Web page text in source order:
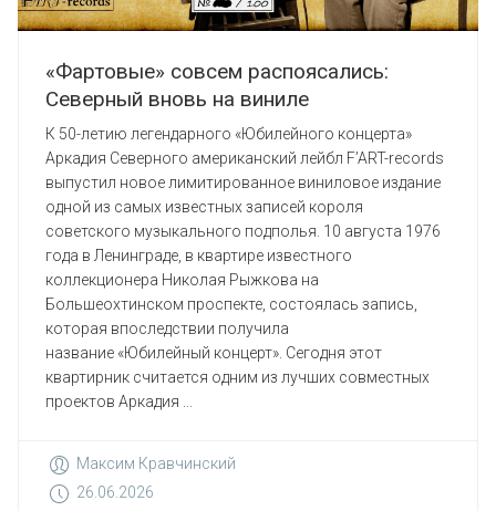
«Фартовые» совсем распоясались:
Северный вновь на виниле
К 50-летию легендарного «Юбилейного концерта»
Аркадия Северного американский лейбл F’ART-records
выпустил новое лимитированное виниловое издание
одной из самых известных записей короля
советского музыкального подполья. 10 августа 1976
года в Ленинграде, в квартире известного
коллекционера Николая Рыжкова на
Большеохтинском проспекте, состоялась запись,
которая впоследствии получила
название «Юбилейный концерт». Сегодня этот
квартирник считается одним из лучших совместных
проектов Аркадия ...
Максим Кравчинский
26.06.2026